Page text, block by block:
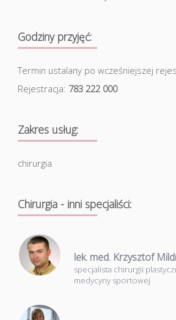
Godziny przyjęć:
Termin ustalany po wcześniejszej
Rejestracja: 783 222 000
Zakres usług:
chirurgia
Chirurgia - inni specjaliści:
lek. med. Krzysztof
specjalista chirurgii
medycyny sportowej